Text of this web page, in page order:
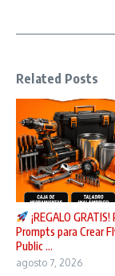
Related Posts
¡REGALO
Prompts para Crear
Public ...
agosto 7, 2026